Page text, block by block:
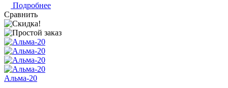
Подробнее
Сравнить
Альма-20